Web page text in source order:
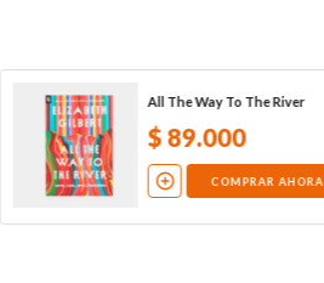
All The Way To The River
$89.000
COMPRAR AHORA